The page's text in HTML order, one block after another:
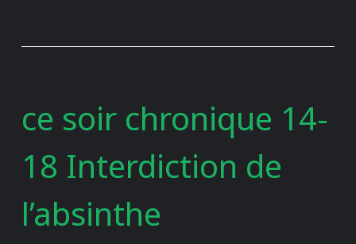
ce soir chronique 14-
18 Interdiction de
l’absinthe